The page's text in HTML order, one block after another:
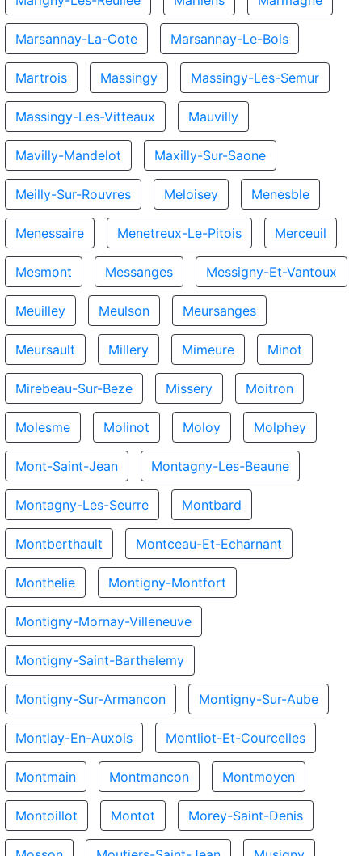
Marsannay-La-Cote Marsannay-Le-Bois
Martrois Massingy Massingy-Les-Semur
Massingy-Les-Vitteaux Mauvilly
Mavilly-Mandelot Maxilly-Sur-Saone
Meilly-Sur-Rouvres Meloisey Menesble
Menessaire Menetreux-Le-Pitois Merceuil
Mesmont Messanges Messigny-Et-Vantoux
Meuilley Meulson Meursanges
Meursault Millery Mimeure Minot
Mirebeau-Sur-Beze Missery Moitron
Molesme Molinot Moloy Molphey
Mont-Saint-Jean Montagny-Les-Beaune
Montagny-Les-Seurre Montbard
Montberthault Montceau-Et-Echarnant
Monthelie Montigny-Montfort
Montigny-Mornay-Villeneuve
Montigny-Saint-Barthelemy
Montigny-Sur-Armancon Montigny-Sur-Aube
Montlay-En-Auxois Montliot-Et-Courcelles
Montmain Montmancon Montmoyen
Montoillot Montot Morey-Saint-Denis